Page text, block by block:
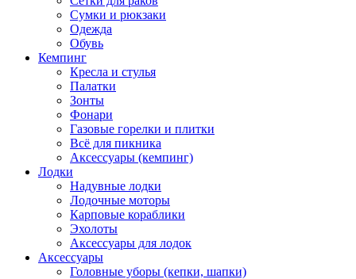
Сумки и рюкзаки
Одежда
Обувь
Кемпинг
Кресла и стулья
Палатки
Зонты
Фонари
Газовые горелки и плитки
Всё для пикника
Аксессуары (кемпинг)
Лодки
Надувные лодки
Лодочные моторы
Карповые кораблики
Эхолоты
Аксессуары для лодок
Аксессуары
Головные уборы (кепки, шапки)